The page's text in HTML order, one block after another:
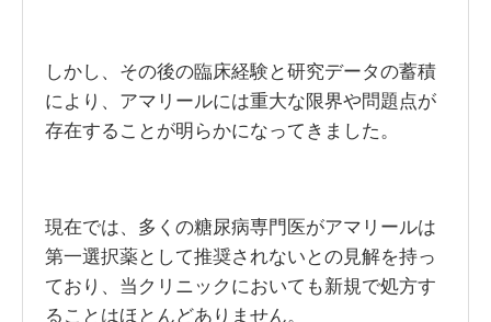
しかし、その後の臨床経験と研究データの蓄積
により、アマリールには重大な限界や問題点が
存在することが明らかになってきました。
現在では、多くの糖尿病専門医がアマリールは
第一選択薬として推奨されないとの見解を持っ
ており、当クリニックにおいても新規で処方す
ることはほとんどありません。